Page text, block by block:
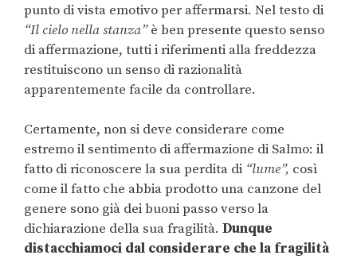
punto di vista emotivo per affermarsi. Nel testo di
“Il cielo nella stanza”è ben presente questo senso
di affermazione, tutti i riferimenti alla freddezza
restituiscono un senso di razionalità
apparentemente facile da controllare.
Certamente, non si deve considerare come
estremo il sentimento di affermazione di Salmo: il
fatto di riconoscere la sua perdita di “lume”, così
come il fatto che abbia prodotto una canzone del
genere sono già dei buoni passo verso la
dichiarazione della sua fragilità. Dunque
distacchiamoci dal considerare che la fragilità